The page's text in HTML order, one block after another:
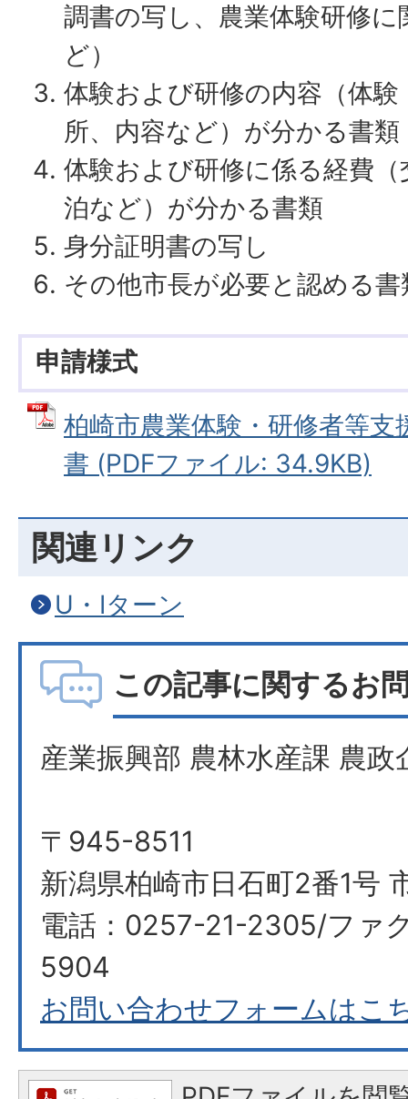
調書の写し、農業体験研修
ど）
体験および研修の内容（体
所、内容など）が分かる書類
体験および研修に係る経費
泊など）が分かる書類
身分証明書の写し
その他市長が必要と認める書
申請様式
柏崎市農業体験・研修者等支
書 (PDFファイル: 34.9KB)
関連リンク
U・Iターン
この記事に関するお
産業振興部 農林水産課 農政
〒945-8511
新潟県柏崎市日石町2番1号
電話：0257-21-2305/ファ
5904
お問い合わせフォームはこ